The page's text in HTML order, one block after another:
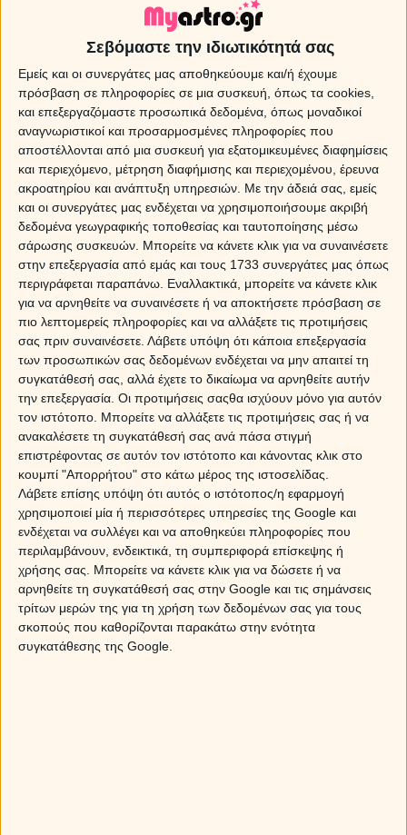
Σεβόμαστε την ιδιωτικότητά σας
Εμείς και οι συνεργάτες μας αποθηκεύουμε και/ή έχουμε
πρόσβαση σε πληροφορίες σε μια συσκευή, όπως τα cookies,
και επεξεργαζόμαστε προσωπικά δεδομένα, όπως μοναδικοί
αναγνωριστικοί και προσαρμοσμένες πληροφορίες που
αποστέλλονται από μια συσκευή για εξατομικευμένες διαφημίσεις
και περιεχόμενο, μέτρηση διαφήμισης και περιεχομένου, έρευνα
ακροατηρίου και ανάπτυξη υπηρεσιών. Με την άδειά σας, εμείς
και οι συνεργάτες μας ενδέχεται να χρησιμοποιήσουμε ακριβή
δεδομένα γεωγραφικής τοποθεσίας και ταυτοποίησης μέσω
σάρωσης συσκευών. Μπορείτε να κάνετε κλικ για να συναινέσετε
στην επεξεργασία από εμάς και τους 1733 συνεργάτες μας όπως
περιγράφεται παραπάνω. Εναλλακτικά, μπορείτε να κάνετε κλικ
για να αρνηθείτε να συναινέσετε ή να αποκτήσετε πρόσβαση σε
πιο λεπτομερείς πληροφορίες και να αλλάξετε τις προτιμήσεις
σας πριν συναινέσετε. Λάβετε υπόψη ότι κάποια επεξεργασία
των προσωπικών σας δεδομένων ενδέχεται να μην απαιτεί τη
συγκατάθεσή σας, αλλά έχετε το δικαίωμα να αρνηθείτε αυτήν
την επεξεργασία. Οι προτιμήσεις σαςθα ισχύουν μόνο για αυτόν
τον ιστότοπο. Μπορείτε να αλλάξετε τις προτιμήσεις σας ή να
ανακαλέσετε τη συγκατάθεσή σας ανά πάσα στιγμή
επιστρέφοντας σε αυτόν τον ιστότοπο και κάνοντας κλικ στο
κουμπί "Απορρήτου" στο κάτω μέρος της ιστοσελίδας.
Λάβετε επίσης υπόψη ότι αυτός ο ιστότοπος/η εφαρμογή
χρησιμοποιεί μία ή περισσότερες υπηρεσίες της Google και
ενδέχεται να συλλέγει και να αποθηκεύει πληροφορίες που
περιλαμβάνουν, ενδεικτικά, τη συμπεριφορά επίσκεψης ή
χρήσης σας. Μπορείτε να κάνετε κλικ για να δώσετε ή να
αρνηθείτε τη συγκατάθεσή σας στην Google και τις σημάνσεις
τρίτων μερών της για τη χρήση των δεδομένων σας για τους
σκοπούς που καθορίζονται παρακάτω στην ενότητα
συγκατάθεσης της Google.
ανήκεις στους δεσμευμένους Κριούς, ενώ όσοι δε
διατηρούν μόνιμο δεσμό, καλό θα είναι να αποφύγουν
κινήσεις επαναπροσέγγισης προσώπων από τα παλιά,
που γίνονται εν βρασμώ.
ΤΑΥΡΟΣ
Η Σελήνη κινείται στο ζώδιο του Καρκίνου και οι όψεις
που σχηματίζει με τον Ουρανό και τον Πλούτωνα
φανερώνουν πως ενδεχομένως να υπάρξουν λεκτικές
συγκρούσεις στη σχέση σου. Χρειάζεται να επιδείξεις
υπομονή και ψυχραιμία, διότι οι εξελίξεις μπορεί να
είναι απρόσμενες και να οδηγηθείς σε συγκρούσεις με
το ταίρι σου ή με ένα πρόσωπο που έχει μπει
πρόσφατα στη ζωή σου. Απόφυγε ζηλόφθονες
συμπεριφορές.
ΔΙΔΥΜΟΙ
Οι όψεις που σχηματίζει η Σελήνη τη σημερινή μέρα, σε
κάνουν ιδιαίτερα προκλητικό και αντιδραστικό στον
τρόπο που εκφράζεσαι. Υπάρχει κίνδυνος να γίνεις
επιθετικός προς το σύντροφό σου ή προς ένα πρόσωπο
που προσπαθείς να διεκδικήσεις, οδηγώντας τις
καταστάσεις στα άκρα. Καλό είναι να αποφύγεις να
γίνεις εριστικός και μη λαμβάνεις αποφάσεις, για τις
οποίες διατηρείς αμφιβολίες.
ΚΑΡΚΙΝΟΣ
Η Σελήνη κινείται στο ζώδιό σου, σχηματίζοντας
αντίθεση με τον Πλούτωνα και τετράγωνα με τον
Ουρανό και τον Δία, όψεις που ίσως να προκαλέσουν
συγκρούσεις στη σχέση σου. Προσπάθησε να μην